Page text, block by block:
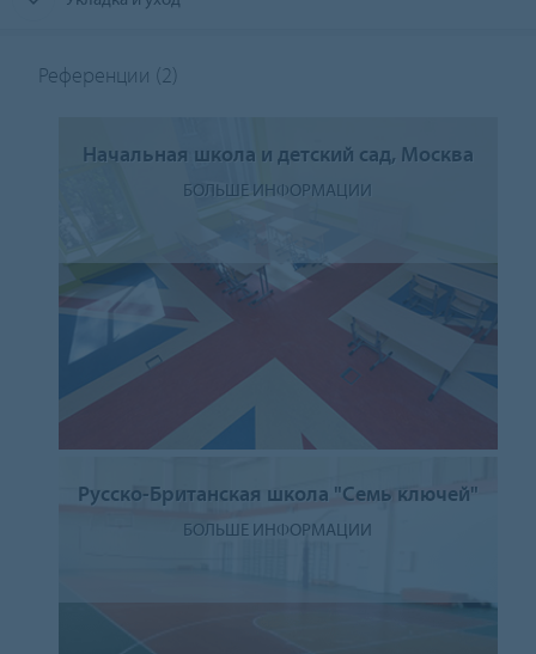
Референции (2)
Начальная школа и детский сад, Москва
БОЛЬШЕ ИНФОРМАЦИИ
Русско-Британская школа "Семь ключей"
БОЛЬШЕ ИНФОРМАЦИИ